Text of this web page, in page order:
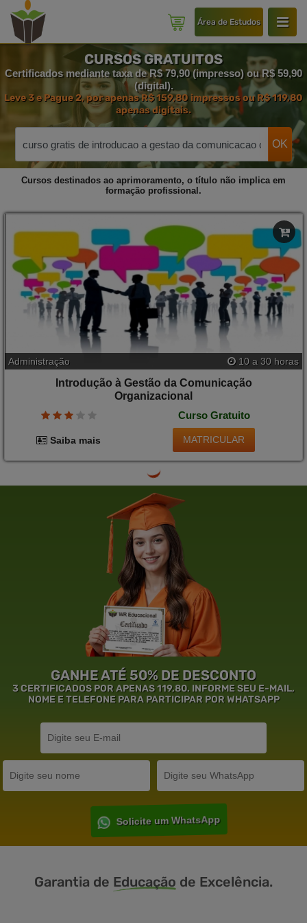
Área de Estudos
CURSOS GRATUITOS
Certificados mediante taxa de R$ 79,90 (impresso) ou R$ 59,90
(digital).
Leve 3 e Pague 2, por apenas R$ 159,80 impressos ou R$ 119,80
apenas digitais.
OK
Cursos destinados ao aprimoramento, o título não implica em
formação profissional.
Administração 10 a 30 horas
Introdução à Gestão da Comunicação
Organizacional
Curso Gratuito
Saiba mais MATRICULAR
GANHE ATÉ 50% DE DESCONTO
3 CERTIFICADOS POR APENAS 119,80. INFORME SEU E-MAIL,
NOME E TELEFONE PARA PARTICIPAR POR WHATSAPP
Solicite um WhatsApp
Garantia de Educação de Excelência.